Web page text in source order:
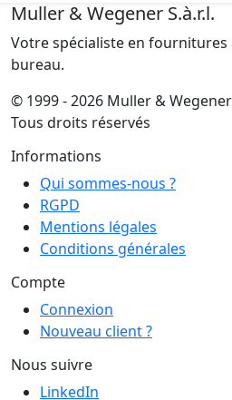
Muller & Wegener S.à.r.l.
Votre spécialiste en
bureau.
© 1999 - 2026 Muller & Wegener
Tous droits réservés
Informations
Qui sommes-nous ?
RGPD
Mentions légales
Conditions générales
Compte
Connexion
Nouveau client ?
Nous suivre
LinkedIn